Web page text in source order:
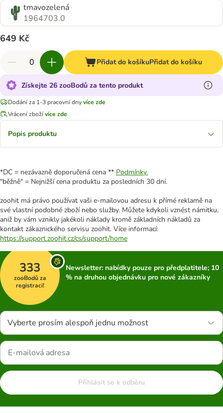
tmavozelená
1964703.0
649 Kč
Přidat do košíkuPřidat do košíku
Získejte 26 zooBodů za tento produkt
Dodání za 1-3 pracovní dnyvíce zde
Vrácení zbožívíce zde
Popis produktu
*DC = nezávazně doporučená cena ** Podmínky.
"běžně" = Nejnižší cena produktu za posledních 30 dní.
zoohit má právo používat vaši e-mailovou adresu k přímé reklamě na
své vlastní podobné zboží nebo služby. Můžete kdykoli vznést námitku,
aniž by vám vznikly jakékoli náklady kromě základních nákladů za
kontakt zákaznického servisu zoohit. Více informací:
https://support.zoohit.cz/cs/support/home
333
zooBodů za
registraci!
Newsletter: nabídky pouze pro předplatitele; 10
% na druhou objednávku pro nové zákazníky
Vyberte prosím alespoň jednu možnost
Přihlásit se k odběru